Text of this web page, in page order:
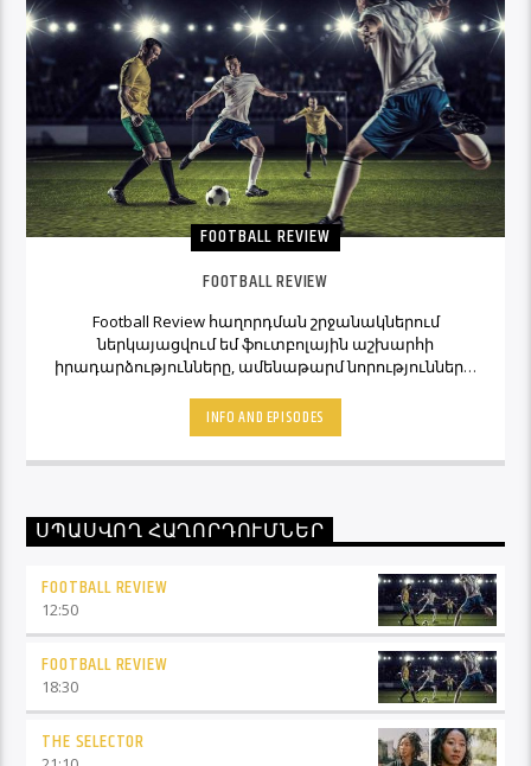
FOOTBALL REVIEW
FOOTBALL REVIEW
Football Review հաղորդման շրջանակներում
ներկայացվում եմ ֆուտբոլային աշխարհի
իրադարձությունները, ամենաթարմ նորությունները,
տեսակետները։ Հետևեք Լավագույնի եթերին եւ
Ֆուտբոլ Ռիվյու հաղորդաշարի միջոցով մշտապես
կլինեք ֆուտբոլային աշխարհի կիզակետում։
INFO AND EPISODES
ՍՊԱՍՎՈՂ ՀԱՂՈՐԴՈՒՄՆԵՐ
FOOTBALL REVIEW
12:50
FOOTBALL REVIEW
18:30
THE SELECTOR